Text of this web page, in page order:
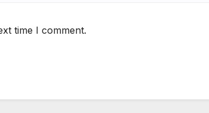
time I comment.